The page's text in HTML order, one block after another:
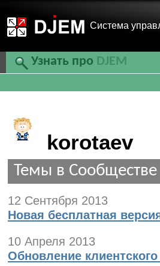
Cистема
Узнать про DJEM
korotaev
Темы в Сообществе
12 Сентября 2013
Новая бесплатная
10 Апреля 2013
Обновление